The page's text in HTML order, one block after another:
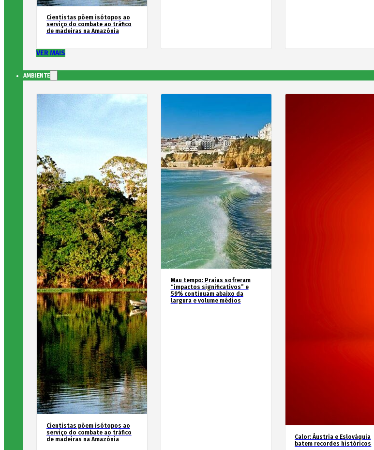
Cientistas põem isótopos ao
serviço do combate ao tráfico
de madeiras na Amazónia
VER MAIS
AMBIENTE
Cientistas põem isótopos ao
serviço do combate ao tráfico
de madeiras na Amazónia
Mau tempo: Praias sofreram
“impactos significativos” e
59% continuam abaixo da
largura e volume médios
Calor: Áustria e Eslováquia
batem recordes históricos